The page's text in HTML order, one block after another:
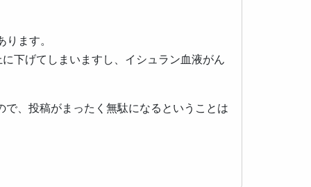
ます。
下げてしまいますし、イシュラン血液がん
、投稿がまったく無駄になるということは